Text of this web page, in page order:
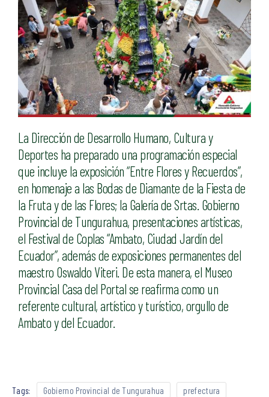
La Dirección de Desarrollo Humano, Cultura y
Deportes ha preparado una programación especial
que incluye la exposición “Entre Flores y Recuerdos”,
en homenaje a las Bodas de Diamante de la Fiesta de
la Fruta y de las Flores; la Galería de Srtas. Gobierno
Provincial de Tungurahua, presentaciones artísticas,
el Festival de Coplas “Ambato, Ciudad Jardín del
Ecuador”, además de exposiciones permanentes del
maestro Oswaldo Viteri. De esta manera, el Museo
Provincial Casa del Portal se reafirma como un
referente cultural, artístico y turístico, orgullo de
Ambato y del Ecuador.
Tags: Gobierno Provincial de Tungurahua prefectura